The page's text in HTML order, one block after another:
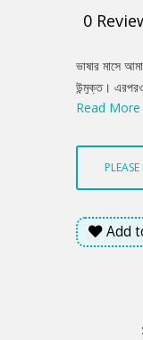
0
ভাষার মাসে
উন্মুক্ত।
মুক্তিযুদ্ধকে
আমরা প্রকাশ
লেখকদের
রহমান (ফিদা)
মশিউর রহমান
আহমেদ
Read More
Add